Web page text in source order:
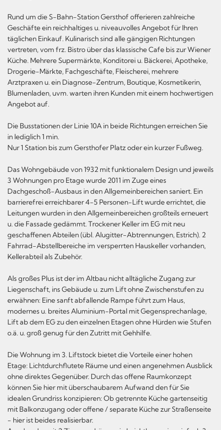
Rund um die S-Bahn-Station Gersthof offerieren zahlreiche
Geschäfte ein reichhaltiges u. niveauvolles Angebot für Ihren
täglichen Einkauf. Kulinarisch sind alle gängigen Richtungen
vertreten, vom frz. Bistro über das klassische Cafe bis zur Wiener
Küche. Mehrere Supermärkte, Konditorei u. Bäckerei, Apotheke,
Drogerie-Märkte, Fachgeschäfte, Fleischerei, mehrere
Arztpraxen u. ein Diagnose-Zentrum, Boutique, Kosmetikerin,
Blumenladen, uvm. warten ihren Kunden mit einem hochwertigen
Angebot auf.
Die Busstationen der Linie 10A in beide Richtungen erreichen Sie
in lediglich 1 min.
Nur 1 Station bis zum Gersthofer Platz oder ein kurzer Fußweg.
Das Wohngebäude von 1932 mit funktionalem Design und jeweils
3 Wohnungen pro Etage wurde 2011 im Zuge eines
Dachgeschoß-Ausbaus in den Allgemeinbereichen saniert. Ein
barrierefrei erreichbarer 4-5 Personen-Lift wurde errichtet, die
Leitungen wurden in den Allgemeinbereichen großteils erneuert
u. die Fassade gedämmt. Trockener Keller im EG mit neu
geschaffenen Abteilen (übl. Alugitter-Abtrennungen, Estrich). 2
Fahrrad-Abstellbereiche im versperrten Hauskeller vorhanden,
Kellerabteil als Zubehör.
Als großes Plus ist der im Altbau nicht alltägliche Zugang zur
Liegenschaft, ins Gebäude u. zum Lift ohne Zwischenstufen zu
erwähnen: Eine sanft abfallende Rampe führt zum Haus,
modernes u. breites Aluminium-Portal mit Gegensprechanlage,
Lift ab dem EG zu den einzelnen Etagen ohne Hürden wie Stufen
o.ä. u. groß genug für den Zutritt mit Gehhilfe.
Die Wohnung im 3. Liftstock bietet die Vorteile einer hohen
Etage: Lichtdurchflutete Räume und einen angenehmen Ausblick
ohne direktes Gegenüber. Durch das offene Raumkonzept
können Sie hier mit überschaubarem Aufwand den für Sie
idealen Grundriss konzipieren: Ob getrennte Küche gartenseitig
mit Balkonzugang oder offene / separate Küche zur Straßenseite
- hier ist beides realisierbar.